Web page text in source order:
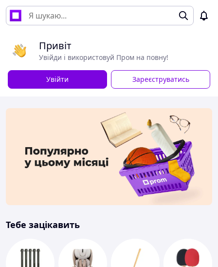
Привіт
Увійди і використовуй Пром на повну!
Увійти Зареєструватись
Тебе зацікавить